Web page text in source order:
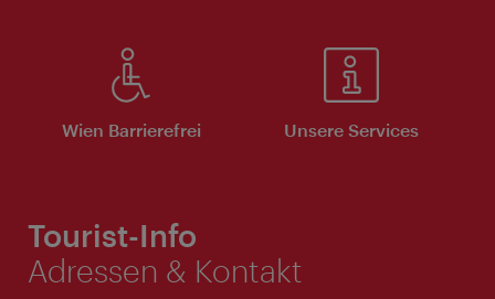
Wien Barrierefrei Unsere Services
Tourist-Info
Adressen & Kontakt